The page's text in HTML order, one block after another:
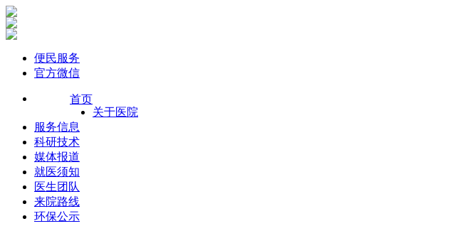
便民服务
官方微信
首页
关于医院
服务信息
科研技术
媒体报道
就医须知
医生团队
来院路线
环保公示